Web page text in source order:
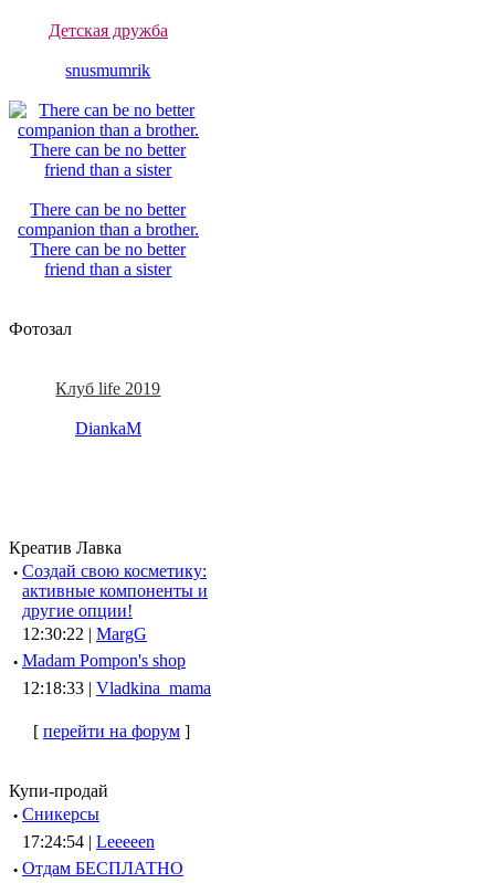
Детская дружба
snusmumrik
There can be no better
companion than a brother.
There can be no better
friend than a sister
Фотозал
Клуб life 2019
DiankaM
Креатив Лавка
· Создай свою косметику:
активные компоненты и
другие опции!
12:30:22 | MargG
· Madam Pompon's shop
12:18:33 | Vladkina_mama
[ перейти на форум ]
Купи-продай
· Сникерсы
17:24:54 | Leeeeen
· Отдам БЕСПЛАТНО